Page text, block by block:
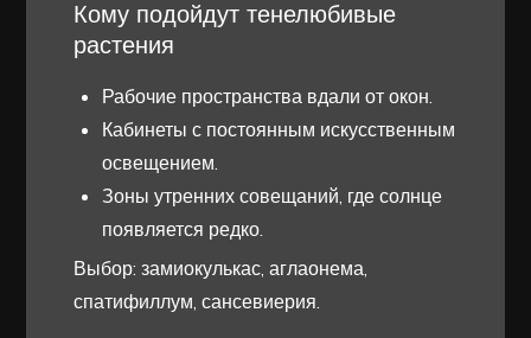
Кому подойдут тенелюбивые
растения
Рабочие пространства вдали от окон.
Кабинеты с постоянным искусственным
освещением.
Зоны утренних совещаний, где солнце
появляется редко.
Выбор: замиокулькас, аглаонема,
спатифиллум, сансевиерия.